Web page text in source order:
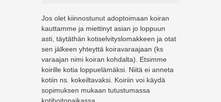
Jos olet kiinnostunut adoptoimaan koiran
kauttamme ja miettinyt asian jo loppuun
asti, täytäthän kotiselvityslomakkeen ja otat
sen jälkeen yhteyttä koiravaraajaan (ks
varaajan nimi koiran kohdalta). Etsimme
koirille kotia loppuelämäksi. Niitä ei anneta
kotiin ns. kokeiltavaksi. Koiriin voi käydä
sopimuksen mukaan tutustumassa